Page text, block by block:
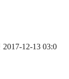
2017-12-13 03:0